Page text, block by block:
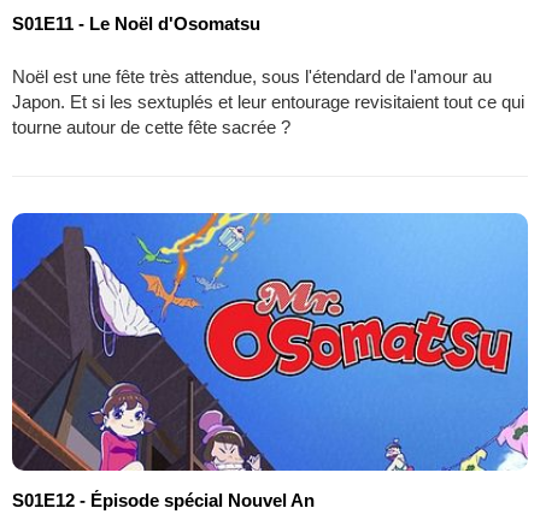
S01E11 - Le Noël d'Osomatsu
Noël est une fête très attendue, sous l'étendard de l'amour au
Japon. Et si les sextuplés et leur entourage revisitaient tout ce qui
tourne autour de cette fête sacrée ?
S01E12 - Épisode spécial Nouvel An